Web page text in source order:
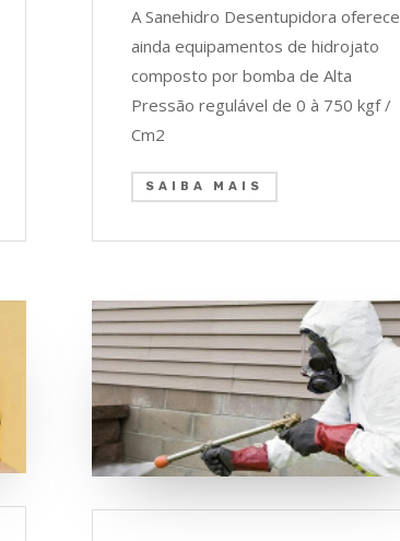
A Sanehidro Desentupidora oferece
ainda equipamentos de hidrojato
composto por bomba de Alta
Pressão regulável de 0 à 750 kgf /
Cm2
SAIBA MAIS